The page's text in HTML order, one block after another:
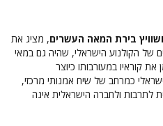
בירת המאה העשרים, מציג את
של הקולנוע הישראלי, שהיה גם במאי
קוראיו במעורבותו כיוצר
כמרחב של שיח אמנותי מרכזי,
לתרבות ולחברה הישראלית אינה